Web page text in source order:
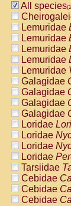
All species
Lemuridae
Lemuridae
Lemuridae
Lemuridae
Lemuridae
Galagidae
Galagidae
Galagidae
Galagidae
Loridae
Loridae
Loridae
Loridae
Tarsiidae
Cebidae
Cebidae
Cebidae